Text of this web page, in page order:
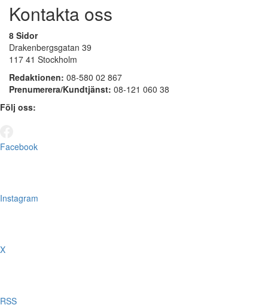
Kontakta oss
8 Sidor
Drakenbergsgatan 39
117 41 Stockholm
Redaktionen: 08-580 02 867
Prenumerera/Kundtjänst: 08-121 060 38
Följ oss:
Facebook
Instagram
X
RSS